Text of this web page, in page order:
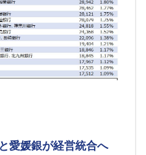
愛媛銀が経営統合へ